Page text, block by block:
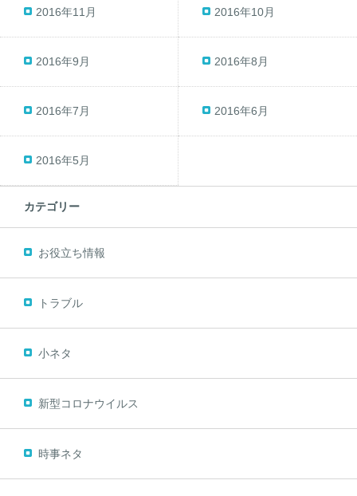
2016年11月 2016年10月
2016年9月 2016年8月
2016年7月 2016年6月
2016年5月
カテゴリー
お役立ち情報
トラブル
小ネタ
新型コロナウイルス
時事ネタ